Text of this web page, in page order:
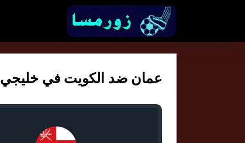
عمان ضد الكويت في خليجي 2026 الساعة 7:00